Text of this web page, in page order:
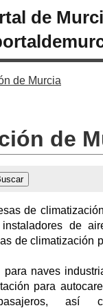
de
de Murcia
de
de
de
de climatización
para naves
para
así